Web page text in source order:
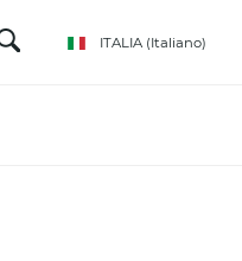
ITALIA (Italiano)